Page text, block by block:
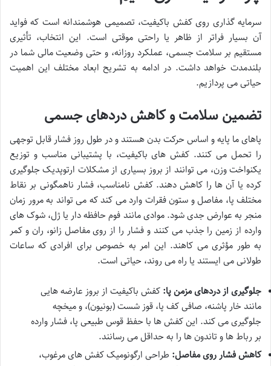
سرمایه گذاری روی کفش باکیفیت، تصمیمی هوشمندانه است که فواید
آن بسیار فراتر از ظاهر یا راحتی موقتی است. این انتخاب، تأثیری
مستقیم بر سلامت جسمی، عملکرد روزانه، و حتی وضعیت مالی شما در
بلندمدت خواهد داشت. در ادامه به تشریح ابعاد مختلف این اهمیت
حیاتی می پردازیم.
تضمین سلامت و کاهش دردهای جسمی
پاهای ما پایه و اساس حرکت بدن هستند و در طول روز فشار قابل توجهی
را تحمل می کنند. کفش های باکیفیت، با پشتیبانی مناسب و توزیع
یکنواخت وزن، می توانند از بروز بسیاری از مشکلات ارتوپدیک جلوگیری
کرده یا آن ها را کاهش دهند. کفش نامناسب، فشار ناهمگونی بر نقاط
مختلف پا، مفاصل و ستون فقرات وارد می کند که می تواند به مرور زمان
منجر به عوارض جدی شود. موادی مانند فوم حافظه دار یا ژل، شوک های
وارده از زمین را جذب می کنند و فشار را از روی مفاصل زانو، ران و کمر
به طور مؤثری می کاهند. این امر به خصوص برای افرادی که ساعات
طولانی می ایستند یا راه می روند، حیاتی است.
جلوگیری از دردهای مزمن پا: کفش باکیفیت از بروز عارضه هایی
مانند خار پاشنه، صافی کف پا، قوز شست (بونیون)، و میخچه
جلوگیری می کند. این کفش ها با حفظ قوس طبیعی پا، فشار وارده
بر رباط ها و تاندون ها را به حداقل می رسانند.
کاهش فشار روی مفاصل: طراحی ارگونومیک کفش های مرغوب،